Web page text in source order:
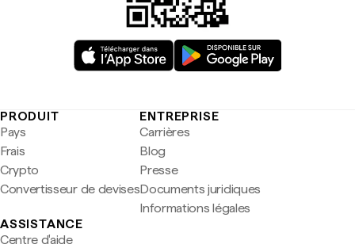
PRODUIT
Pays
Frais
Crypto
Convertisseur de devises
ENTREPRISE
Carrières
Blog
Presse
Documents juridiques
Informations légales
ASSISTANCE
Centre d'aide